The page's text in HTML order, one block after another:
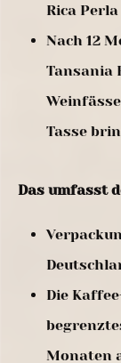
Rica
Nach 12
Tansania
Tasse
Das umfasst
Die
Monaten